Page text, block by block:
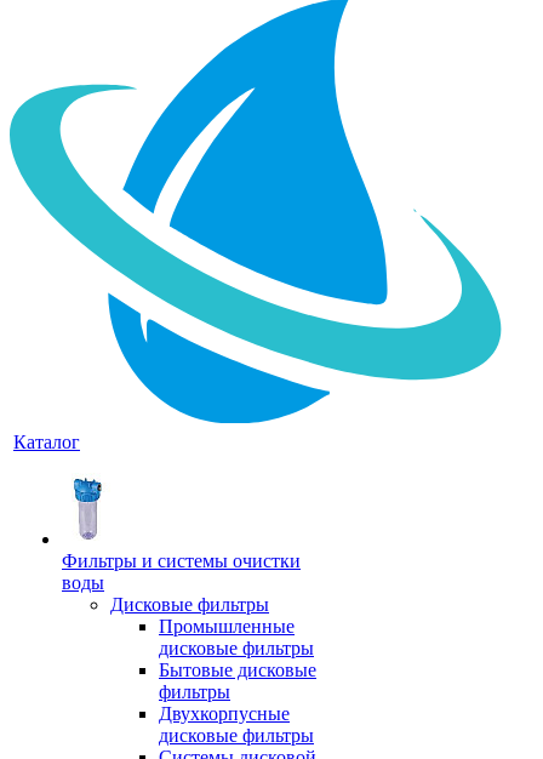
Каталог
Фильтры и системы очистки
воды
Дисковые фильтры
Промышленные
дисковые фильтры
Бытовые дисковые
фильтры
Двухкорпусные
дисковые фильтры